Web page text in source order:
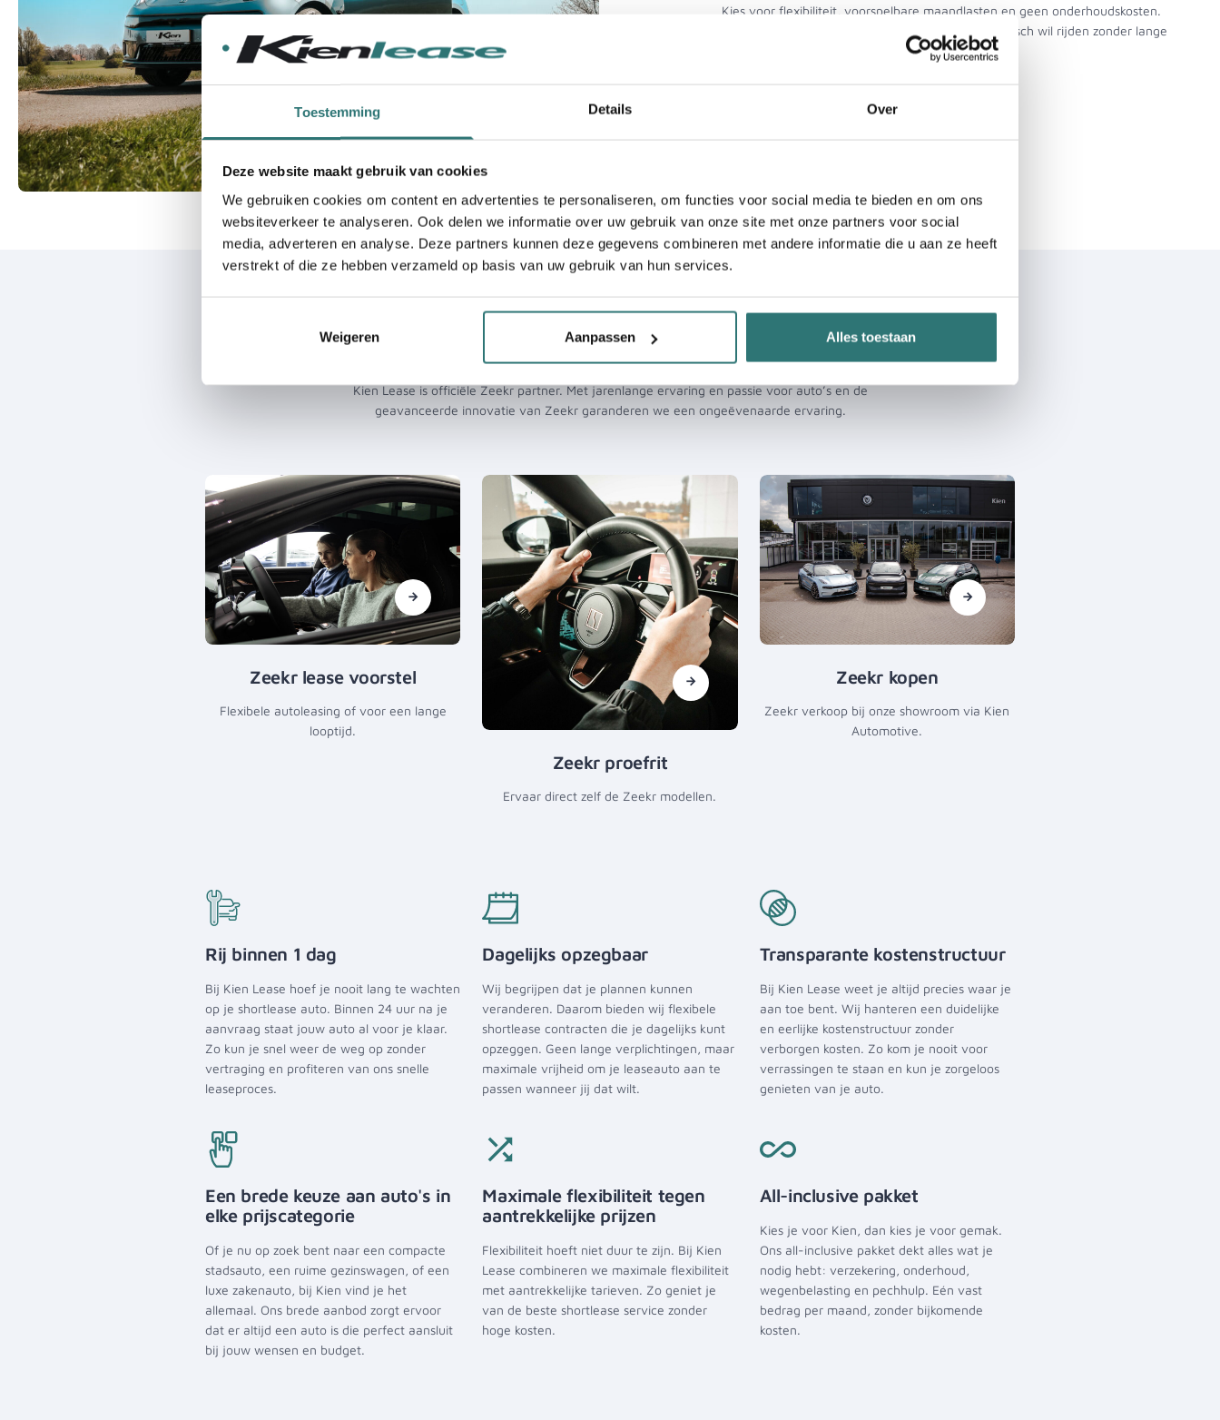
Toestemming Details Over
Deze website maakt gebruik van cookies
We gebruiken cookies om content en advertenties te personaliseren, om functies voor social media te bieden en om ons
websiteverkeer te analyseren. Ook delen we informatie over uw gebruik van onze site met onze partners voor social
media, adverteren en analyse. Deze partners kunnen deze gegevens combineren met andere informatie die u aan ze heeft
verstrekt of die ze hebben verzameld op basis van uw gebruik van hun services.
Weigeren Aanpassen Alles toestaan
Kies voor flexibiliteit, voorspelbare maandlasten en geen onderhoudskosten.
Leasen biedt de perfecte oplossing voor wie elektrisch wil rijden zonder lange
Bekijk wat wij met Zeekr lease voor jou
kunnen betekenen!
Kien Lease is officiële Zeekr partner. Met jarenlange ervaring en passie voor auto’s en de
geavanceerde innovatie van Zeekr garanderen we een ongeëvenaarde ervaring.
Zeekr lease voorstel
Flexibele autoleasing of voor een lange
looptijd.
Zeekr proefrit
Ervaar direct zelf de Zeekr modellen.
Zeekr kopen
Zeekr verkoop bij onze showroom via Kien
Automotive.
Rij binnen 1 dag
Bij Kien Lease hoef je nooit lang te wachten
op je shortlease auto. Binnen 24 uur na je
aanvraag staat jouw auto al voor je klaar.
Zo kun je snel weer de weg op zonder
vertraging en profiteren van ons snelle
leaseproces.
Dagelijks opzegbaar
Wij begrijpen dat je plannen kunnen
veranderen. Daarom bieden wij flexibele
shortlease contracten die je dagelijks kunt
opzeggen. Geen lange verplichtingen, maar
maximale vrijheid om je leaseauto aan te
passen wanneer jij dat wilt.
Transparante kostenstructuur
Bij Kien Lease weet je altijd precies waar je
aan toe bent. Wij hanteren een duidelijke
en eerlijke kostenstructuur zonder
verborgen kosten. Zo kom je nooit voor
verrassingen te staan en kun je zorgeloos
genieten van je auto.
Een brede keuze aan auto's in
elke prijscategorie
Of je nu op zoek bent naar een compacte
stadsauto, een ruime gezinswagen, of een
luxe zakenauto, bij Kien vind je het
allemaal. Ons brede aanbod zorgt ervoor
dat er altijd een auto is die perfect aansluit
bij jouw wensen en budget.
Maximale flexibiliteit tegen
aantrekkelijke prijzen
Flexibiliteit hoeft niet duur te zijn. Bij Kien
Lease combineren we maximale flexibiliteit
met aantrekkelijke tarieven. Zo geniet je
van de beste shortlease service zonder
hoge kosten.
All-inclusive pakket
Kies je voor Kien, dan kies je voor gemak.
Ons all-inclusive pakket dekt alles wat je
nodig hebt: verzekering, onderhoud,
wegenbelasting en pechhulp. Eén vast
bedrag per maand, zonder bijkomende
kosten.